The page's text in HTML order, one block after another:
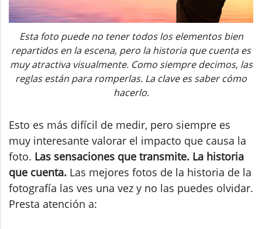
Esta foto puede no tener todos los elementos bien
repartidos en la escena, pero la historia que cuenta es
muy atractiva visualmente. Como siempre decimos, las
reglas están para romperlas. La clave es saber cómo
hacerlo.
Esto es más difícil de medir, pero siempre es
muy interesante valorar el impacto que causa la
foto. Las sensaciones que transmite. La historia
que cuenta. Las mejores fotos de la historia de la
fotografía las ves una vez y no las puedes olvidar.
Presta atención a: